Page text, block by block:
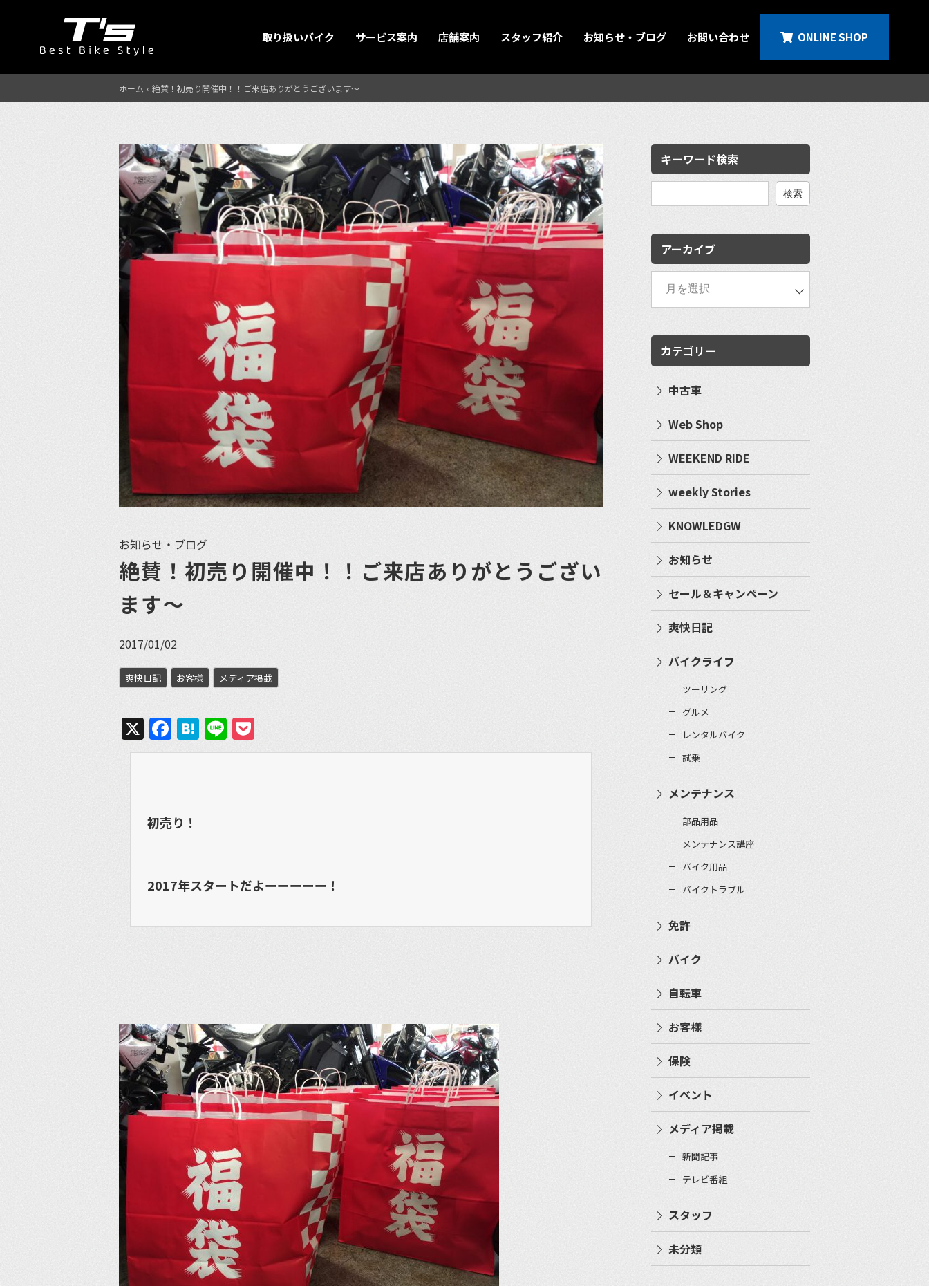
取り扱いバイク サービス案内 店舗案内 スタッフ紹介 お知らせ・ブログ お問い合わせ ONLINE SHOP
ホーム » 絶賛！初売り開催中！！ご来店ありがとうございます〜
お知らせ・ブログ
絶賛！初売り開催中！！ご来店ありがとうござい
ます〜
2017/01/02
爽快日記 お客様 メディア掲載
X Facebook
Hatena
Line
初売り！
2017年スタートだよーーーーー！
キーワード検索
検
アーカイブ
カテゴリー
中古車
Web Shop
WEEKEND RIDE
weekly Stories
KNOWLEDGW
お知らせ
セール＆キャンペーン
爽快日記
バイクライフ
ツーリング
グルメ
レンタルバイク
試乗
メンテナンス
部品用品
メンテナンス講座
バイク用品
バイクトラブル
免許
バイク
自転車
お客様
保険
イベント
メディア掲載
新聞記事
テレビ番組
スタッフ
未分類